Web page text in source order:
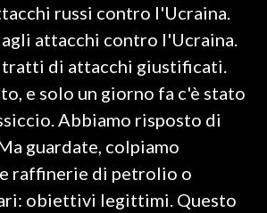
russi contro l'Ucraina.
attacchi contro l'Ucraina.
tratti di attacchi giustificati.
e solo un giorno fa c'è stato
Abbiamo risposto di
guardate, colpiamo
raffinerie di petrolio o
obiettivi legittimi. Questo